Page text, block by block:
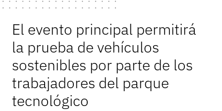
El evento principal permitirá
la prueba de vehículos
sostenibles por parte de los
trabajadores del parque
tecnológico